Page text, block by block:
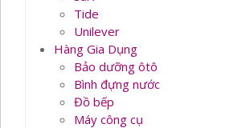
Tide
Unilever
Hàng Gia Dụng
Bảo dưỡng ôtô
Bình đựng nước
Đồ bếp
Máy công cụ